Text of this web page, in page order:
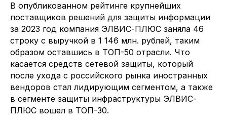
В опубликованном рейтинге крупнейших
поставщиков решений для защиты информации
за 2023 год компания ЭЛВИС-ПЛЮС заняла 46
строку с выручкой в 1 146 млн. рублей, таким
образом оставшись в ТОП-50 отрасли. Что
касается средств сетевой защиты, который
после ухода с российского рынка иностранных
вендоров стал лидирующим сегментом, а также
в сегменте защиты инфраструктуры ЭЛВИС-
ПЛЮС вошел в ТОП-30.
Вопросы и предложения
info@elvis.ru
Пн-Пт с 9:00 до 18:00
Москва, Зеленоград, Солнечная
аллея, д. 6, помещение VI, офис 7